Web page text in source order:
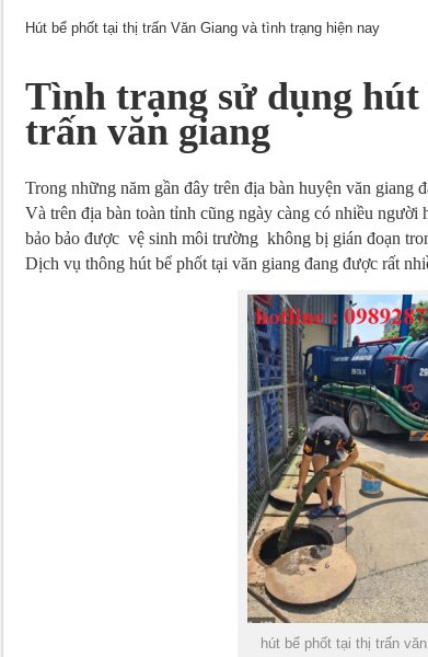
Hút bể phốt tại thị trấn Văn Giang và tình trạng hiện nay
Tình trạng sử dụng
trấn văn giang
Trong những năm gần đây trên địa bàn huyện văn giang
Và trên địa bàn toàn tỉnh cũng ngày càng có nhiều người
bảo bảo được vệ sinh môi trường không bị gián đoạn
Dịch vụ thông hút bể phốt tại văn giang đang được rất
hút bể phốt tại thị trấn